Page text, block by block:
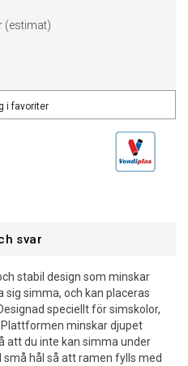
(estimat)
i favoriter
svar
stabil design som minskar
simma, och kan placeras
speciellt för simskolor,
minskar djupet
att du inte kan simma under
hål så att ramen fylls med